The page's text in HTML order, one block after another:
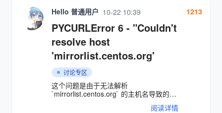
置不正确或网络问题导致无法访问存储
库。 修改163源的步骤： 1. 备份原有的
Yum源配置文件： 在修改之前，建议先备
份原有的Yum源配置，以防出现问题可以
恢复： mv /etc/yum.repos.d/CentOS-
Base.repo /etc/yum.repos.d/CentOS-
Base.repo.bak 2. 下载163的Yum源配置
文件： 执行以下命令来替换为163的Yum
源： wget -O /etc/yum.repos.d/CentOS-
Base.repo
http://mirrors.163.com/.help/CentOS7-
Base-163.repo 3. 清除缓存并生成新的缓
Hello 普通用户 10-22 10:39
PYCURLError 6 - "Couldn't
resolve host
'mirrorlist.centos.org'
讨论专区
这个问题是由于无法解析
`mirrorlist.centos.org` 的主机名导致的。
具体错误信息显示 `PYCURLError 6 -
阅读详情
1213